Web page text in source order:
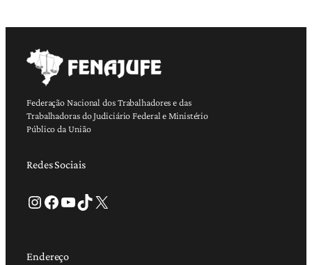
Federação Nacional dos Trabalhadores e das
Trabalhadoras do Judiciário Federal e Ministério
Público da União
Redes Sociais
Instagram Facebook Youtube TikTok X
Endereço